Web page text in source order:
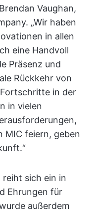
Vaughan,
„Wir haben
in allen
eine Handvoll
Präsenz und
Rückkehr von
in der
in vielen
MIC feiern, geben
reiht sich ein in
Ehrungen für
außerdem